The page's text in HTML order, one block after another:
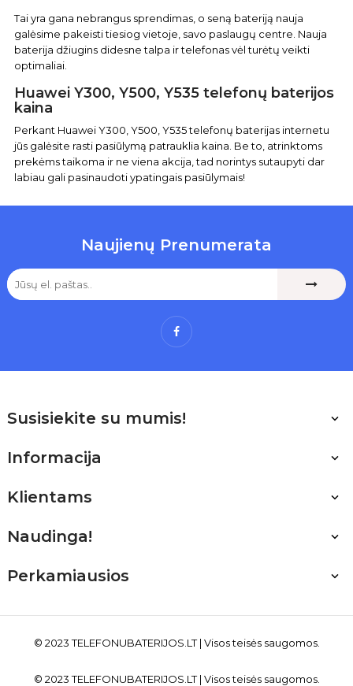
Tai yra gana nebrangus sprendimas, o seną bateriją nauja
galėsime pakeisti tiesiog vietoje, savo paslaugų centre. Nauja
baterija džiugins didesne talpa ir telefonas vėl turėtų veikti
optimaliai.
Huawei Y300, Y500, Y535 telefonų baterijos
kaina
Perkant Huawei Y300, Y500, Y535 telefonų baterijas internetu
jūs galėsite rasti pasiūlymą patrauklia kaina. Be to, atrinktoms
prekėms taikoma ir ne viena akcija, tad norintys sutaupyti dar
labiau gali pasinaudoti ypatingais pasiūlymais!
Naujienų Prenumerata
Facebook
Susisiekite su mumis! 
Informacija 
Klientams 
Naudinga! 
Perkamiausios 
© 2023 TELEFONUBATERIJOS .LT| Visos teisės saugomos.
© 2023 TELEFONUBATERIJOS .LT| Visos teisės saugomos.